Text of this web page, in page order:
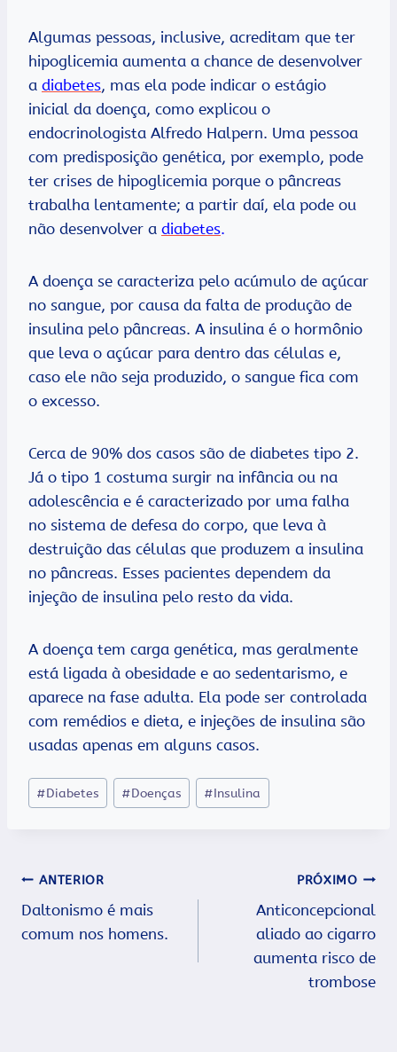
Algumas pessoas, inclusive, acreditam que ter
hipoglicemia aumenta a chance de desenvolver
a diabetes, mas ela pode indicar o estágio
inicial da doença, como explicou o
endocrinologista Alfredo Halpern. Uma pessoa
com predisposição genética, por exemplo, pode
ter crises de hipoglicemia porque o pâncreas
trabalha lentamente; a partir daí, ela pode ou
não desenvolver a diabetes.
A doença se caracteriza pelo acúmulo de açúcar
no sangue, por causa da falta de produção de
insulina pelo pâncreas. A insulina é o hormônio
que leva o açúcar para dentro das células e,
caso ele não seja produzido, o sangue fica com
o excesso.
Cerca de 90% dos casos são de diabetes tipo 2.
Já o tipo 1 costuma surgir na infância ou na
adolescência e é caracterizado por uma falha
no sistema de defesa do corpo, que leva à
destruição das células que produzem a insulina
no pâncreas. Esses pacientes dependem da
injeção de insulina pelo resto da vida.
A doença tem carga genética, mas geralmente
está ligada à obesidade e ao sedentarismo, e
aparece na fase adulta. Ela pode ser controlada
com remédios e dieta, e injeções de insulina são
usadas apenas em alguns casos.
Tags
do
#Diabetes #Doenças #Insulina
Navegação
de
ANTERIOR
Daltonismo é mais
comum nos homens.
PRÓXIMO
Anticoncepcional
aliado ao cigarro
aumenta risco de
trombose